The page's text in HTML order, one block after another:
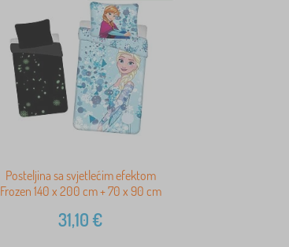
Posteljina sa svjetlećim efektom
Frozen 140 x 200 cm + 70 x 90 cm
31,10€